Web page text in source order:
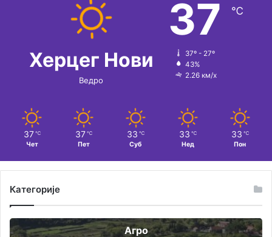
Херцег Нови
Ведро
37 ℃
37º - 27º
43%
2.26 км/х
37 ℃
Чет
37 ℃
Пет
33 ℃
Суб
33 ℃
Нед
33 ℃
Пон
Категорије
Агро